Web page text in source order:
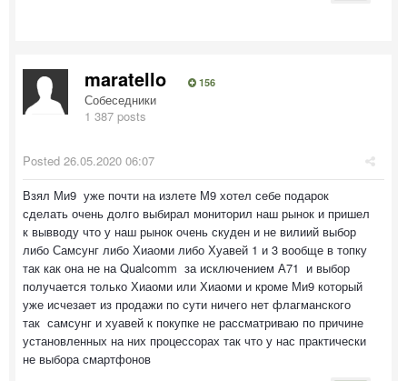
maratello 156
Собеседники
1 387 posts
Posted 26.05.2020 06:07
Взял Ми9 уже почти на излете М9 хотел себе подарок
сделать очень долго выбирал мониторил наш рынок и пришел
к вывводу что у наш рынок очень скуден и не вилиий выбор
либо Самсунг либо Хиаоми либо Хуавей 1 и 3 вообще в топку
так как она не на Qualcomm за исключением А71 и выбор
получается только Хиаоми или Хиаоми и кроме Ми9 который
уже исчезает из продажи по сути ничего нет флагманского
так самсунг и хуавей к покупке не рассматриваю по причине
установленных на них процессорах так что у нас практически
не выбора смартфонов